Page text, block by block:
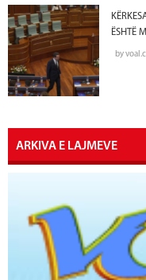
ËSHTË
by
ARKIVA E LAJMEVE